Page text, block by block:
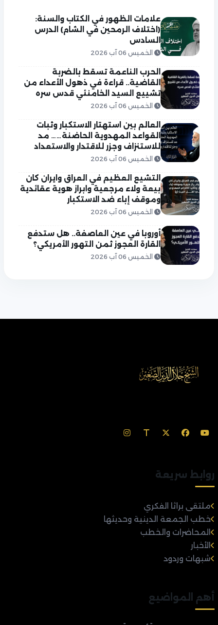
علامات الظهور في الكتاب والسنة:
(اختلاف الرمحين في الشام) الدرس
السادس
الخميس 06 آب 2026
الحرب الناعمة تسقط بالضربة
القاضية.. قراءة في ذهول الأعداء من
تشييع السيد الخامنئي قدس سره
الخميس 06 آب 2026
العالم بين استهتار الاستكبار وثبات
القواعد المهدوية الحاضنة…… مد
للاستنزاف وجزر للاقتدار والاستعداد
الخميس 06 آب 2026
التشيع العظيم في العراق وايران كان
بيعة ولاء مرجعية وابراز هوية عقائدية
وموقف إباء ضد الاستكبار
الخميس 06 آب 2026
أوروبا في عين العاصفة.. هل ستدفع
القارة العجوز ثمن التهور الأمريكي؟
الخميس 06 آب 2026
روابط سريعة
ملتقى براثا الفكري
خطب الجمعة الدينية وحديثها
المحاضرات والخطب
الأخبار
شبهات وردود
أهم المواضيع